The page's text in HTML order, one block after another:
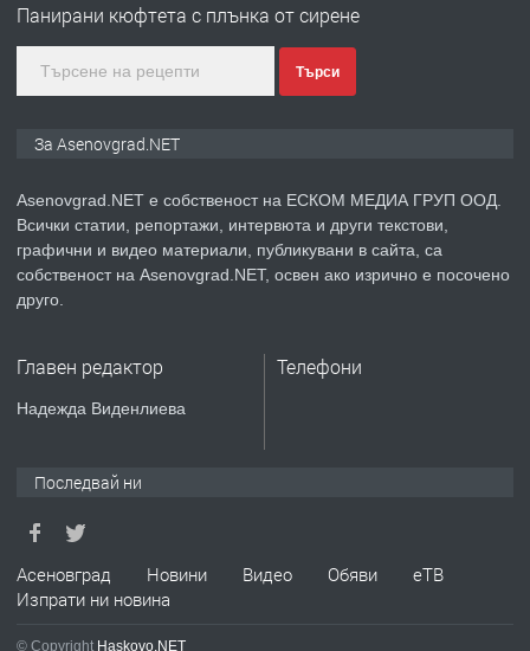
преди 2 години
ПРЕДЛАГА ремонт на покриви
Висококачествени Целофанови
ПРЕДЛАГА
Панирани кюфтета с плънка от сирене
Търси
За Asenovgrad.NET
Asenovgrad.NET е собственост на ЕСКОМ МЕДИА ГРУП ООД.
Всички статии, репортажи, интервюта и други текстови,
графични и видео материали, публикувани в сайта, са
собственост на Asenovgrad.NET, освен ако изрично е посочено
друго.
Главен редактор
Надежда Виденлиева
Телефони
Последвай ни
Асеновград Новини Видео Обяви
еТВ
Изпрати ни новина
© Copyright Haskovo.NET